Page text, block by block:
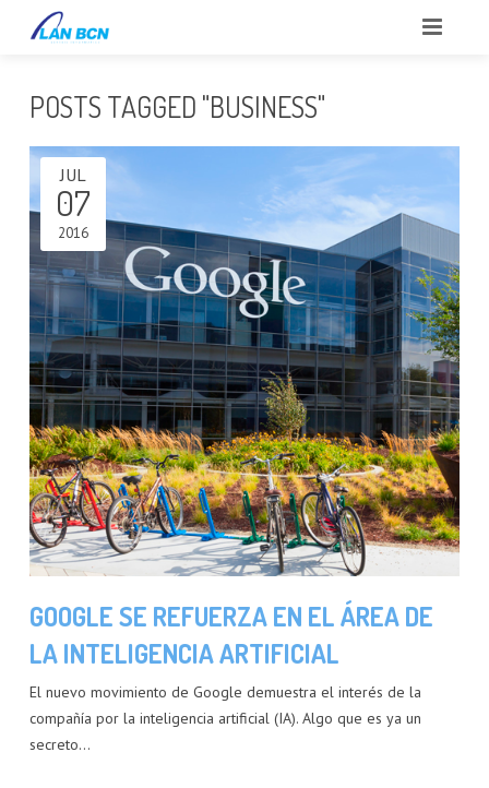
CLIENTES
SERVICIOS
PORTFOLIO
BLOG
CONTACTO
REPORTAR INCIDENCIAS
POSTS TAGGED "BUSINESS"
GOOGLE SE REFUERZA EN EL ÁREA DE
LA INTELIGENCIA ARTIFICIAL
JUL
07
2016
El nuevo movimiento de Google demuestra el interés de la
compañía por la inteligencia artificial (IA). Algo que es ya un
secreto…